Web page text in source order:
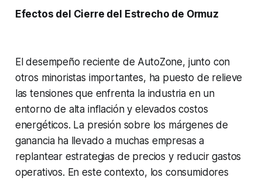
Efectos del Cierre del Estrecho de Ormuz
El desempeño reciente de AutoZone, junto con
otros minoristas importantes, ha puesto de relieve
las tensiones que enfrenta la industria en un
entorno de alta inflación y elevados costos
energéticos. La presión sobre los márgenes de
ganancia ha llevado a muchas empresas a
replantear estrategias de precios y reducir gastos
operativos. En este contexto, los consumidores